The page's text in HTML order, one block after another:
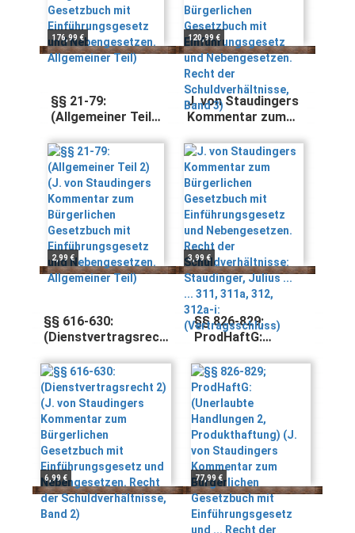
und
Nebengesetzen.
Allgemeiner Teil)
176,99 €
und
Nebengesetzen.
Recht der
Schuldverhältnisse,
Band 3)
120,99 €
§§ 21-79:
(Allgemeiner Teil
Staudingers
Kommentar zum
Bürgerlichen
Gesetzbuch mit
Einführungsgesetz
und
Nebengesetzen.
Allgemeiner Teil)
2,99 €
J. von Staudingers
Kommentar zum
Gesetzbuch mit
Einführungsgesetz
und
Nebengesetzen.
Recht der
Schuldverhältnisse:
Staudinger, Julius
... ... 311, 311a, 312,
312a-i:
(Vertragsschluss)
3,99 €
§§ 616-630:
(Dienstvertragsrecht
Staudingers
Kommentar zum
Bürgerlichen
Gesetzbuch mit
Einführungsgesetz
und Nebengesetzen.
Recht der
Schuldverhältnisse,
Band 2)
6,99 €
§§ 826-829;
ProdHaftG:
Handlungen 2,
Produkthaftung)
(J. von Staudingers
Kommentar zum
Bürgerlichen
Gesetzbuch mit
Einführungsgesetz
und ... Recht der
Schuldverhältnisse,
Band 2)
77,99 €